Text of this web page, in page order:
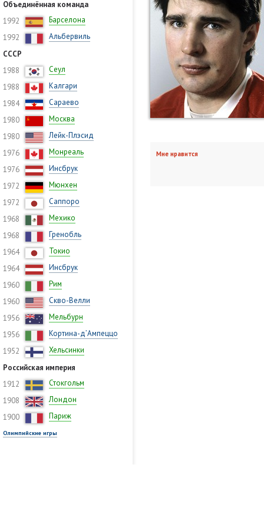
Объединённая команда
1992
Барселона
1992
Альбервиль
СССР
1988
Сеул
1988
Калгари
1984
Сараево
1980
Москва
1980
Лейк-Плэсид
1976
Монреаль
1976
Инсбрук
1972
Мюнхен
1972
Саппоро
1968
Мехико
1968
Гренобль
1964
Токио
1964
Инсбрук
1960
Рим
1960
Скво-Велли
1956
Мельбурн
1956
Кортина-д’Ампеццо
1952
Хельсинки
Российская империя
1912
Стокгольм
1908
Лондон
1900
Париж
Олимпийские игры
Мне нравится